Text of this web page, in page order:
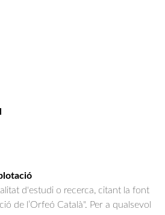
d'estudi o recerca, citant la font
de l’Orfeó Català". Per a qualsevol